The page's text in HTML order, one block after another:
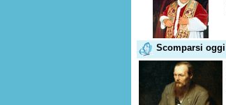
Scomparsi oggi